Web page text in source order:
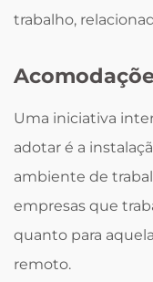
trabalho,
Uma iniciativa
adotar é a
ambiente de
empresas que
quanto para
remoto.